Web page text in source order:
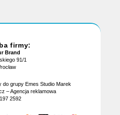
firmy:
Brand
91/1
do grupy Emes Studio Marek
– Agencja reklamowa
2592